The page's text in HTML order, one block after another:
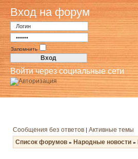
Вход на форум
Запомнить
Войти через социальные сети
Сообщения без ответов | Активные темы
Список форумов » Народные новости »